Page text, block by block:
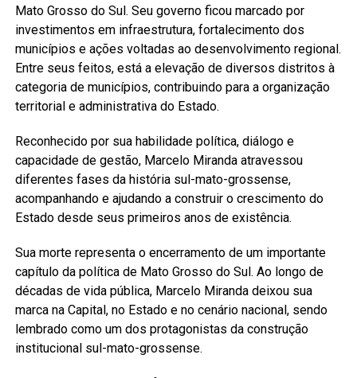
Mato Grosso do Sul. Seu governo ficou marcado por
investimentos em infraestrutura, fortalecimento dos
municípios e ações voltadas ao desenvolvimento regional.
Entre seus feitos, está a elevação de diversos distritos à
categoria de municípios, contribuindo para a organização
territorial e administrativa do Estado.
Reconhecido por sua habilidade política, diálogo e
capacidade de gestão, Marcelo Miranda atravessou
diferentes fases da história sul-mato-grossense,
acompanhando e ajudando a construir o crescimento do
Estado desde seus primeiros anos de existência.
Sua morte representa o encerramento de um importante
capítulo da política de Mato Grosso do Sul. Ao longo de
décadas de vida pública, Marcelo Miranda deixou sua
marca na Capital, no Estado e no cenário nacional, sendo
lembrado como um dos protagonistas da construção
institucional sul-mato-grossense.